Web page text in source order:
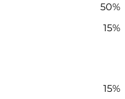
50%
15%
15%